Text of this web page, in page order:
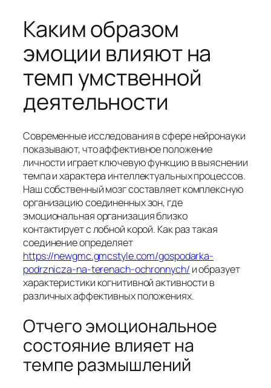
Каким образом
эмоции влияют на
темп умственной
деятельности
Современные исследования в сфере нейронауки
показывают, что аффективное положение
личности играет ключевую функцию в выяснении
темпа и характера интеллектуальных процессов.
Наш собственный мозг составляет комплексную
организацию соединенных зон, где
эмоциональная организация близко
контактирует с лобной корой. Как раз такая
соединение определяет
https://newgmc.gmcstyle.com/gospodarka-
podrznicza-na-terenach-ochronnych/ и образует
характеристики когнитивной активности в
различных аффективных положениях.
Отчего эмоциональное
состояние влияет на
темпе размышлений